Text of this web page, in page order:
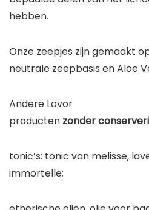
hebben.
Onze zeepjes zijn gemaakt
neutrale zeepbasis en Aloë
Andere Lovor
producten zonder
tonic’s: tonic van melisse,
immortelle;